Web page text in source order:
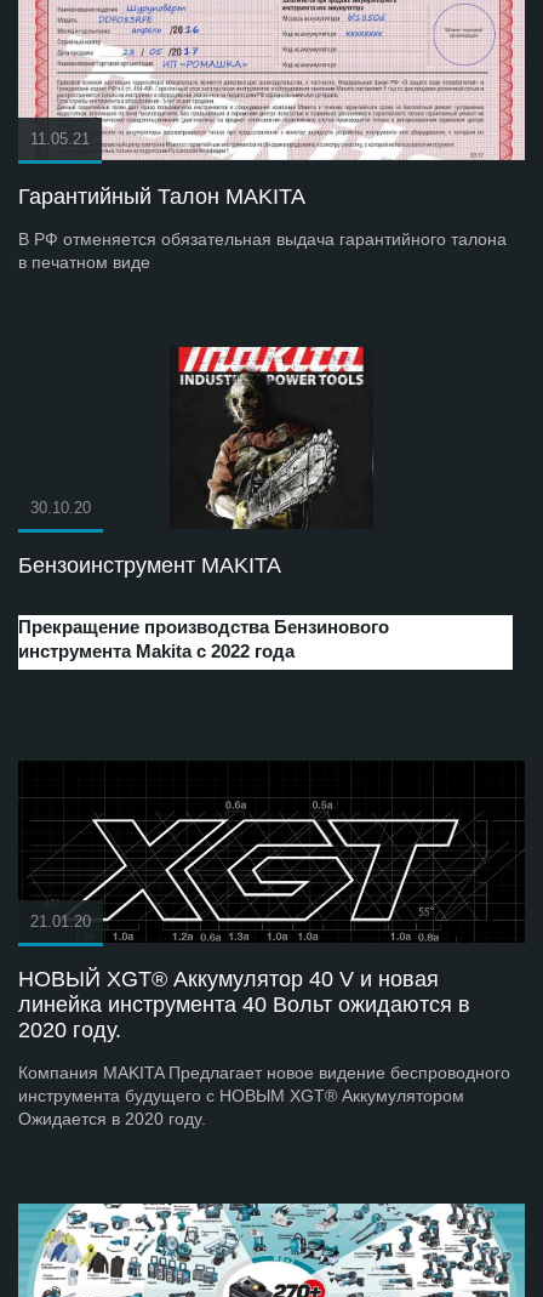
11.05.21
Гарантийный Талон MAKITA
В РФ отменяется обязательная выдача гарантийного талона
в печатном виде
30.10.20
Бензоинструмент MAKITA
Прекращение производства Бензинового
инструмента Makita с 2022 года
21.01.20
НОВЫЙ XGT® Аккумулятор 40 V и новая
линейка инструмента 40 Вольт ожидаются в
2020 году.
Компания MAKITA Предлагает новое видение беспроводного
инструмента будущего с НОВЫМ XGT® Аккумулятором
Ожидается в 2020 году.